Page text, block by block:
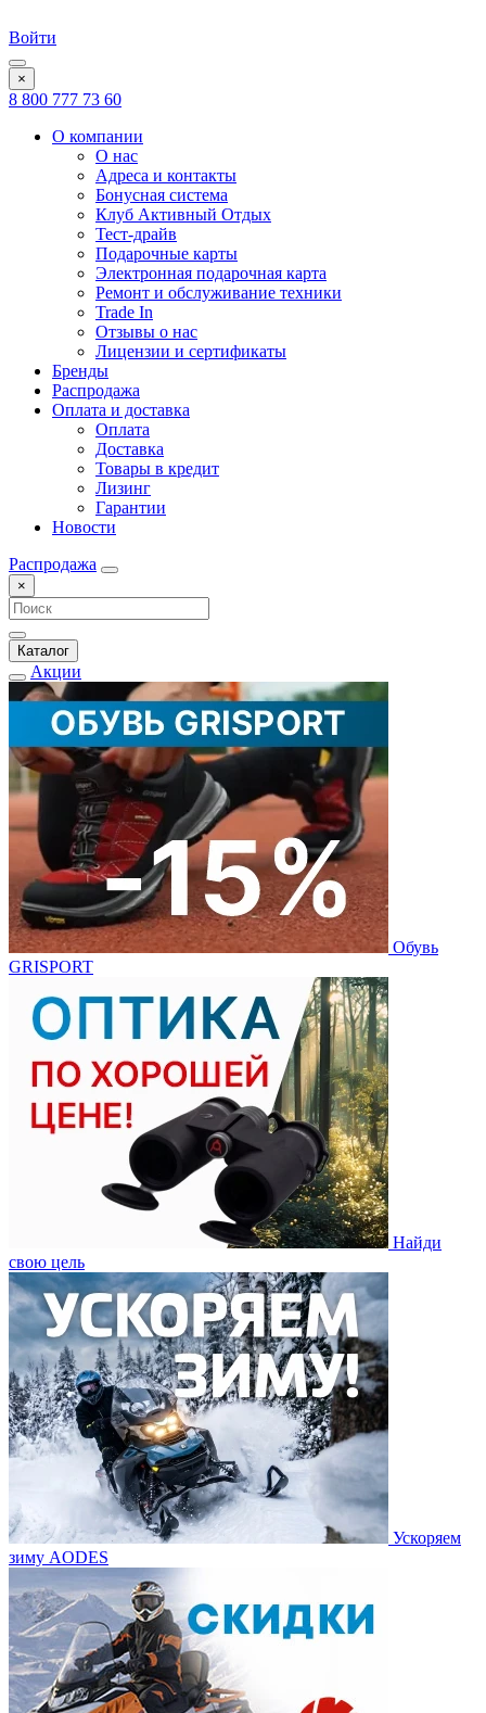
Войти
×
8 800 777 73 60
О компании
О нас
Адреса и контакты
Бонусная система
Клуб Активный Отдых
Тест-драйв
Подарочные карты
Электронная подарочная карта
Ремонт и обслуживание техники
Trade In
Отзывы о нас
Лицензии и сертификаты
Бренды
Распродажа
Оплата и доставка
Оплата
Доставка
Товары в кредит
Лизинг
Гарантии
Новости
Распродажа
×
Каталог
Акции
Обувь
GRISPORT
Найди
свою цель
Ускоряем
зиму AODES